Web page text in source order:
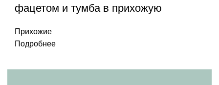
фацетом и тумба в прихожую
Прихожие
Подробнее